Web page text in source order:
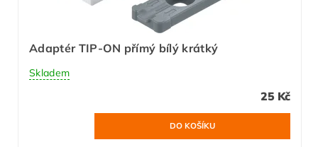
Adaptér TIP-ON přímý bílý krátký
Skladem
25 Kč